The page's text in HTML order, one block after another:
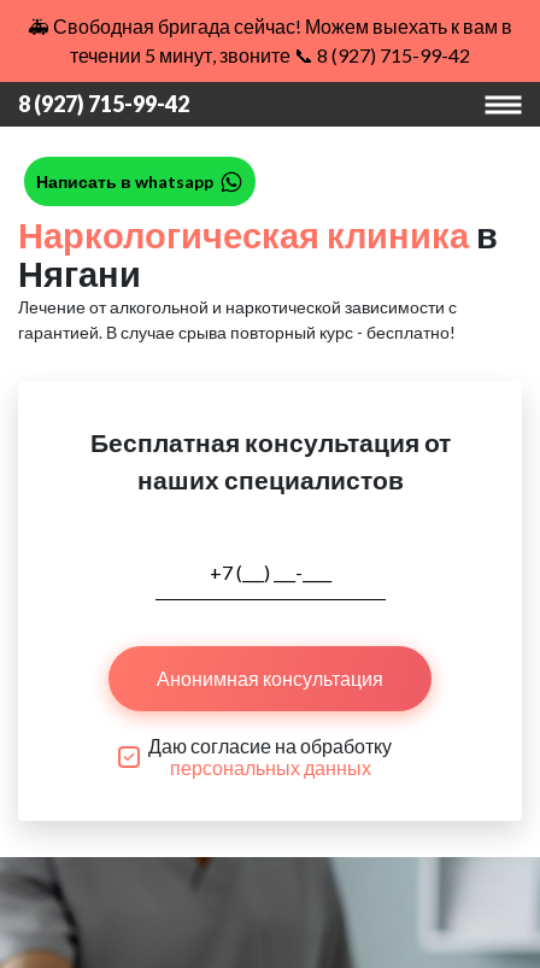
🚑 Свободная бригада сейчас! Можем выехать к вам в
течении 5 минут, звоните 📞 8 (927) 715-99-42
8 (927) 715-99-42
Написать в whatsapp
Наркологическая клиникав
Нягани
Лечение от алкогольной и наркотической зависимости с
гарантией. В случае срыва повторный курс - бесплатно!
Бесплатная консультация от
наших специалистов
Анонимная консультация
Даю согласие на обработку
персональных данных